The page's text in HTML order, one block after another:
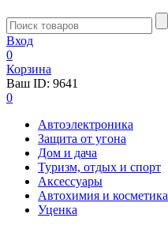
Вход
0
Корзина
Ваш ID: 9641
0
Автоэлектроника
Защита от угона
Дом и дача
Туризм, отдых и спорт
Аксессуары
Автохимия и косметика
Уценка